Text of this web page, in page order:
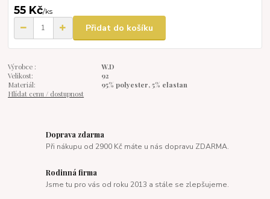
55 Kč/ks
Přidat do košíku
Výrobce :
W.D
Velikost:
92
Materiál:
95% polyester, 5% elastan
Hlídat cenu / dostupnost
Doprava zdarma
Při nákupu od 2900 Kč máte u nás dopravu ZDARMA.
Rodinná firma
Jsme tu pro vás od roku 2013 a stále se zlepšujeme.